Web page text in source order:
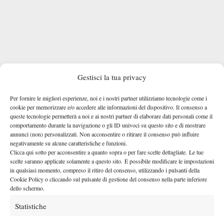
Gestisci la tua privacy
Per fornire le migliori esperienze, noi e i nostri partner utilizziamo tecnologie come i
cookie per memorizzare e/o accedere alle informazioni del dispositivo. Il consenso a
queste tecnologie permetterà a noi e ai nostri partner di elaborare dati personali come il
comportamento durante la navigazione o gli ID univoci su questo sito e di mostrare
annunci (non) personalizzati. Non acconsentire o ritirare il consenso può influire
negativamente su alcune caratteristiche e funzioni.
Clicca qui sotto per acconsentire a quanto sopra o per fare scelte dettagliate. Le tue
scelte saranno applicate solamente a questo sito. È possibile modificare le impostazioni
in qualsiasi momento, compreso il ritiro del consenso, utilizzando i pulsanti della
Cookie Policy o cliccando sul pulsante di gestione del consenso nella parte inferiore
dello schermo.
Statistiche
TAGGED: Jacopo Lo Monaco Nuova Spazio Radio
Paolo Lorenzi Radio Replica Spazio Tennis